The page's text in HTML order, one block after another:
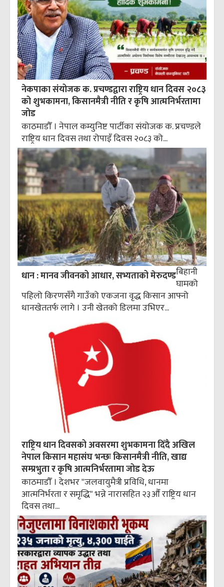
नेकपाका संयोजक क. प्रचण्डद्वारा राष्ट्रिय धान दिवस २०८३
को शुभकामना, किसानमैत्री नीति र कृषि आत्मनिर्भरतामा
जोड
काठमाडौँ । नेपाल कम्युनिष्ट पार्टीका संयोजक क. प्रचण्डले
राष्ट्रिय धान दिवस तथा रोपाइँ दिवस २०८३ को...
धान : मानव जीवनको आधार, सभ्यताको मेरुदण्डबिहानी
घामको
पहिलो किरणसँगै गाउँको एकजना वृद्ध किसान आफ्नो
धानखेततर्फ लागे । उनी खेतको डिलमा उभिएर...
राष्ट्रिय धान दिवसको अवसरमा शुभकामना दिँदै अखिल
नेपाल किसान महासंघ भन्छः किसानमैत्री नीति, खाद्य
सम्प्रभुता र कृषि आत्मनिर्भरतामा जोड देऊ
काठमाडौँ । देशभर "जलवायुमैत्री प्रविधि, धानमा
आत्मनिर्भरता र समृद्धि" भन्ने नारासहित २३औँ राष्ट्रिय धान
दिवस तथा...